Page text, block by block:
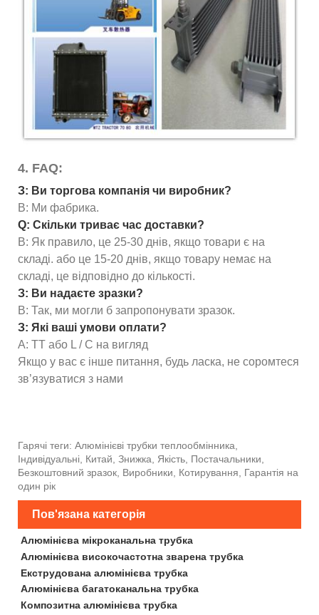
4. FAQ:
З: Ви торгова компанія чи виробник?
В: Ми фабрика.
Q: Скільки триває час доставки?
В: Як правило, це 25-30 днів, якщо товари є на
складі. або це 15-20 днів, якщо товару немає на
складі, це відповідно до кількості.
З: Ви надаєте зразки?
В: Так, ми могли б запропонувати зразок.
З: Які ваші умови оплати?
A: TT або L / C на вигляд
Якщо у вас є інше питання, будь ласка, не соромтеся
зв’язуватися з нами
Гарячі теги: Алюмінієві трубки теплообмінника,
Індивідуальні, Китай, Знижка, Якість, Постачальники,
Безкоштовний зразок, Виробники, Котирування, Гарантія на
один рік
Пов'язана категорія
Алюмінієва мікроканальна трубка
Алюмінієва високочастотна зварена трубка
Екструдована алюмінієва трубка
Алюмінієва багатоканальна трубка
Композитна алюмінієва трубка